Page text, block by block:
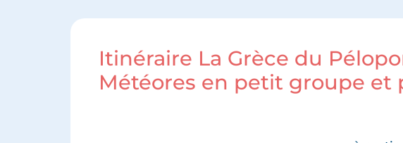
Itinéraire La Grèce du
Météores en petit groupe et